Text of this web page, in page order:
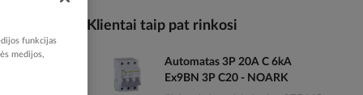
Klientai taip pat rinkosi
Automatas 3P 20A C 6kA
Ex9BN 3P C20 - NOARK
funkcijas
medijos,